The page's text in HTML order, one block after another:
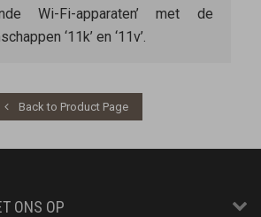
Wi-Fi-apparaten’ met de
‘11k’ en ‘11v’.
Back to Product Page
ONS OP